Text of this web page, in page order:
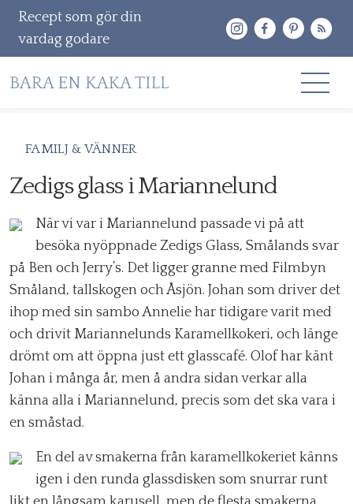
Recept som gör din
vardag godare
till
innehåll
OM MIG
Sök
efter:
FAMILJ & VÄNNER
Zedigs glass i Mariannelund
När vi var i Mariannelund passade vi på att
besöka nyöppnade Zedigs Glass, Smålands svar
på Ben och Jerry’s. Det ligger granne med Filmbyn
Småland, tallskogen och Åsjön. Johan som driver det
ihop med sin sambo Annelie har tidigare varit med
och drivit Mariannelunds Karamellkokeri, och länge
drömt om att öppna just ett glasscafé. Olof har känt
Johan i många år, men å andra sidan verkar alla
känna alla i Mariannelund, precis som det ska vara i
en småstad.
En del av smakerna från karamellkokeriet känns
igen i den runda glassdisken som snurrar runt